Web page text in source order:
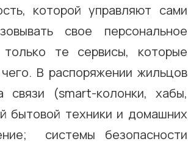
которой управляют сами
свое персональное
те сервисы, которые
В распоряжении жильцов
связи (smart-колонки, хабы,
бытовой техники и домашних
системы безопасности